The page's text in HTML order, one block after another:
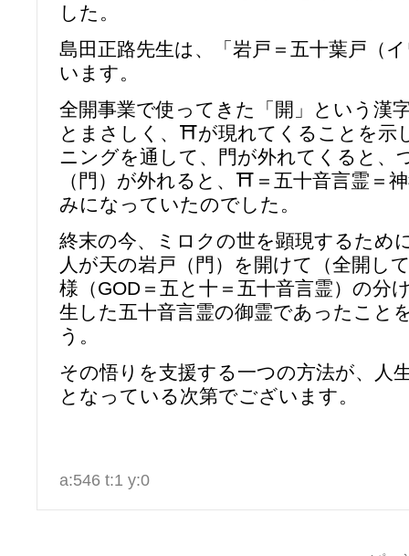
した。
島田正路先生は、「岩戸＝五十葉戸（
います。
全開事業で使ってきた「開」という漢
とまさしく、⛩が現れてくることを示
ニングを通して、門が外れてくると、
（門）が外れると、⛩＝五十音言霊＝
みになっていたのでした。
終末の今、ミロクの世を顕現するため
人が天の岩戸（門）を開けて（全開し
様（GOD＝五と十＝五十音言霊）の分
生した五十音言霊の御霊であったこと
う。
その悟りを支援する一つの方法が、人
となっている次第でございます。
a:546 t:1 y:0